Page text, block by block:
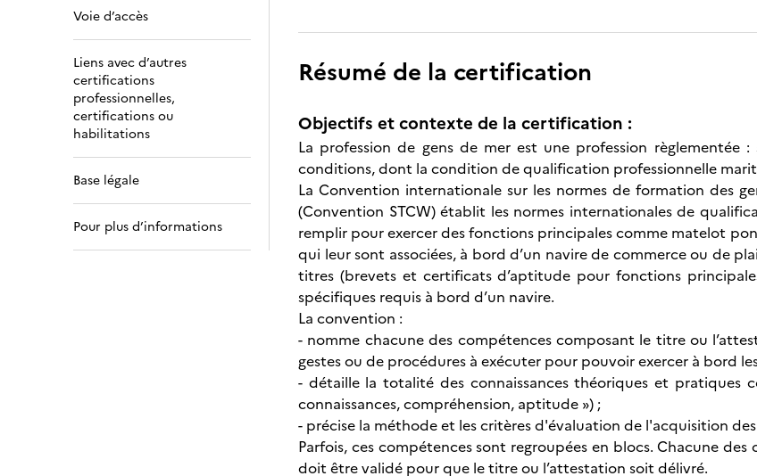
Voie d’accès
Liens avec d’autres
certifications
professionnelles,
certifications ou
habilitations
Base légale
Pour plus d’informations
Résumé de la certification
Objectifs et contexte de la certification :
La profession de gens de mer est une profession règlementée
conditions, dont la condition de qualification professionnelle
La Convention internationale sur les normes de formation des
(Convention STCW) établit les normes internationales de
remplir pour exercer des fonctions principales comme matelot
qui leur sont associées, à bord d’un navire de commerce ou de
titres (brevets et certificats d’aptitude pour fonctions
spécifiques requis à bord d’un navire.
La convention :
- nomme chacune des compétences composant le titre ou
gestes ou de procédures à exécuter pour pouvoir exercer à bord
- détaille la totalité des connaissances théoriques et pratiques
connaissances, compréhension, aptitude ») ;
- précise la méthode et les critères d'évaluation de l'acquisition
Parfois, ces compétences sont regroupées en blocs. Chacune
doit être validé pour que le titre ou l’attestation soit délivré.